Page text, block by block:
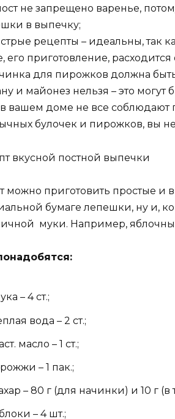
не запрещено варенье,
в выпечку;
рецепты – идеальны, так
его приготовление,
для пирожков должна
и майонез нельзя – это
вашем доме не все соблюдают
булочек и пирожков, вы не
вкусной постной выпечки
можно приготовить простые
бумаге лепешки, ну и,
муки. Например,
– 4 ст.;
вода – 2 ст.;
масло – 1 ст.;
– 1 пак.;
– 80 г (для начинки) и 10 г (в
– 4 шт.;